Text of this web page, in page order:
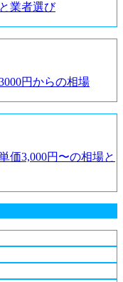
業者選び
円からの相場
価3,000円〜の相場と